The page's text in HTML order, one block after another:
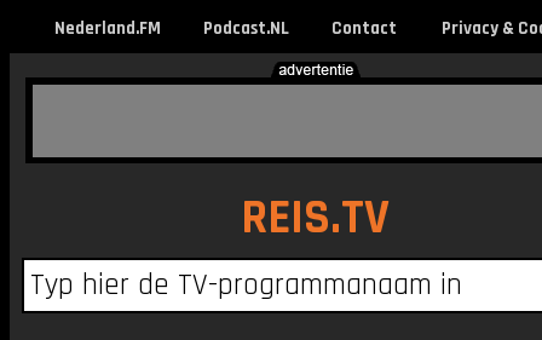
Nederland.FM Podcast.NL Contact Privacy &
REIS.TV